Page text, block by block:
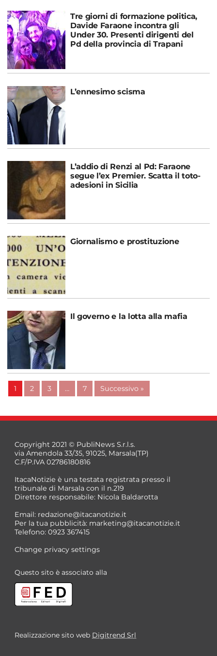
Tre giorni di formazione politica,
Davide Faraone incontra gli
Under 30. Presenti dirigenti del
Pd della provincia di Trapani
L’ennesimo scisma
L’addio di Renzi al Pd: Faraone
segue l’ex Premier. Scatta il toto-
adesioni in Sicilia
Giornalismo e prostituzione
Il governo e la lotta alla mafia
1 2 3 … 7 Successivo »
Copyright 2021 © PubliNews S.r.l.s.
via Amendola 33/35, 91025, Marsala(TP)
C.F/P.IVA 02786180816
ItacaNotizie è una testata registrata presso il
tribunale di Marsala con il n.219
Direttore responsabile: Nicola Baldarotta
Email: redazione@itacanotizie.it
Per la tua pubblicità: marketing@itacanotizie.it
Telefono: 0923 367415
Change privacy settings
Questo sito è associato alla
Realizzazione sito web Digitrend Srl